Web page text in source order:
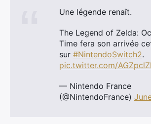
Une légende renaît.
The Legend of Zelda:
Time fera son arrivée
sur #NintendoSwitch2.
pic.twitter.com/
— Nintendo France
(@NintendoFrance)